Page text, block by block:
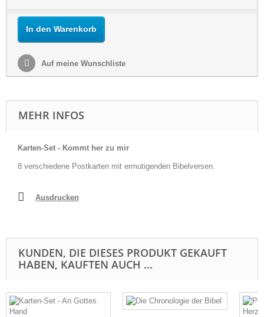
In den Warenkorb
Auf meine Wunschliste
MEHR INFOS
Karten-Set - Kommt her zu mir
8 verschiedene Postkarten mit ermutigenden Bibelversen.
Ausdrucken
KUNDEN, DIE DIESES PRODUKT GEKAUFT
HABEN, KAUFTEN AUCH ...